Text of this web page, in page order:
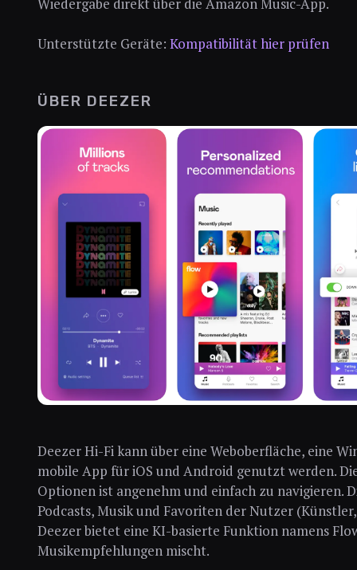
Wiedergabe direkt über die Amazon Music-App.
Unterstützte Geräte: Kompatibilität hier prüfen
ÜBER DEEZER
Deezer Hi-Fi kann über eine Weboberfläche, eine
mobile App für iOS und Android genutzt werden.
Optionen ist angenehm und einfach zu navigieren.
Podcasts, Musik und Favoriten der Nutzer
Deezer bietet eine KI-basierte Funktion namens
Musikempfehlungen mischt.